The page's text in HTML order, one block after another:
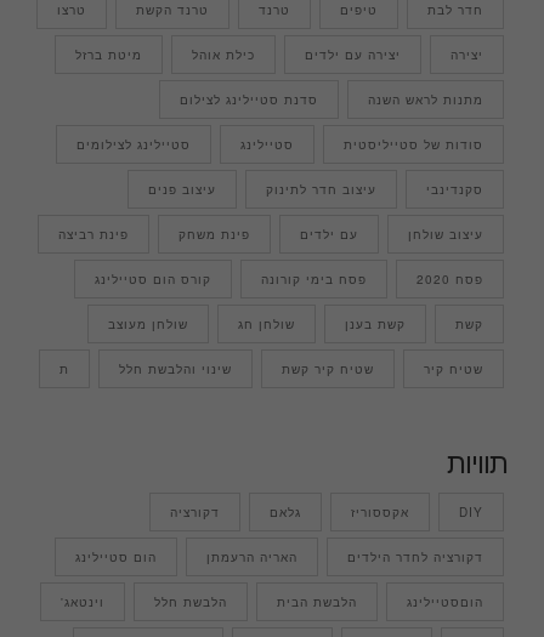
חדר לבת טיפים טרנד טרנד הקשת טרצו
יצירה יצירה עם ילדים כילת אוהל מיטת ברזל
מתנות לראש השנה סדנת סטיילינג לצילום
סודות של סטייליסטית סטיילינג סטיילינג לצילומים
סקנדינבי עיצוב חדר לתינוק עיצוב פנים
עיצוב שולחן עם ילדים פינת משחק פינת רביצה
פסח 2020 פסח בימי קורונה קורס הום סטיילינג
קשת קשת בענן שולחן חג שולחן מעוצב
שטיח קיר שטיח קיר קשת שינוי והלבשת חלל ת
תוויות
DIY אקססוריז גלאם דקורציה
דקורציה לחדר הילדים האריה הרעמתן הום סטיילינג
הוםסטיילינג הלבשת הבית הלבשת חלל וינטאג'